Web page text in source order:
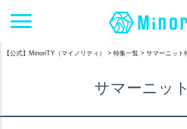
【公式】MinoriTY（マイノリティ） 特集一覧 サマーニット
サマーニッ